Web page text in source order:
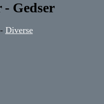
Gedser
Diverse